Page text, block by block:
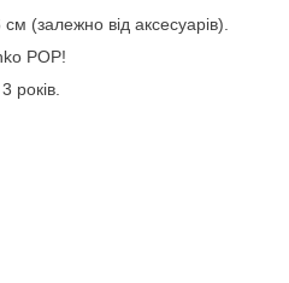
(залежно від аксесуарів).
POP!
років.